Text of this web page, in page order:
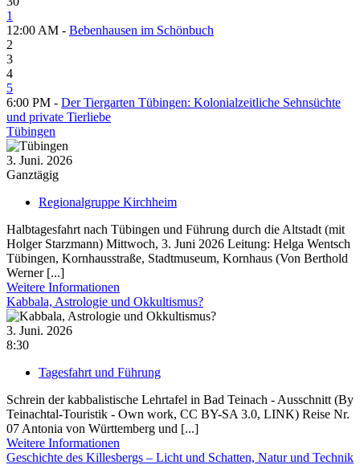
1
12:00 AM - Bebenhausen im Schönbuch
2
3
4
5
6:00 PM - Der Tiergarten Tübingen: Kolonialzeitliche Sehnsüchte
und private Tierliebe
Tübingen
3. Juni. 2026
Ganztägig
Regionalgruppe Kirchheim
Halbtagesfahrt nach Tübingen und Führung durch die Altstadt (mit
Holger Starzmann) Mittwoch, 3. Juni 2026 Leitung: Helga Wentsch
Tübingen, Kornhausstraße, Stadtmuseum, Kornhaus (Von Berthold
Werner [...]
Weitere Informationen
Kabbala, Astrologie und Okkultismus?
3. Juni. 2026
8:30
Tagesfahrt und Führung
Schrein der kabbalistische Lehrtafel in Bad Teinach - Ausschnitt (By
Teinachtal-Touristik - Own work, CC BY-SA 3.0, LINK) Reise Nr.
07 Antonia von Württemberg und [...]
Weitere Informationen
Geschichte des Killesbergs – Licht und Schatten, Natur und Technik